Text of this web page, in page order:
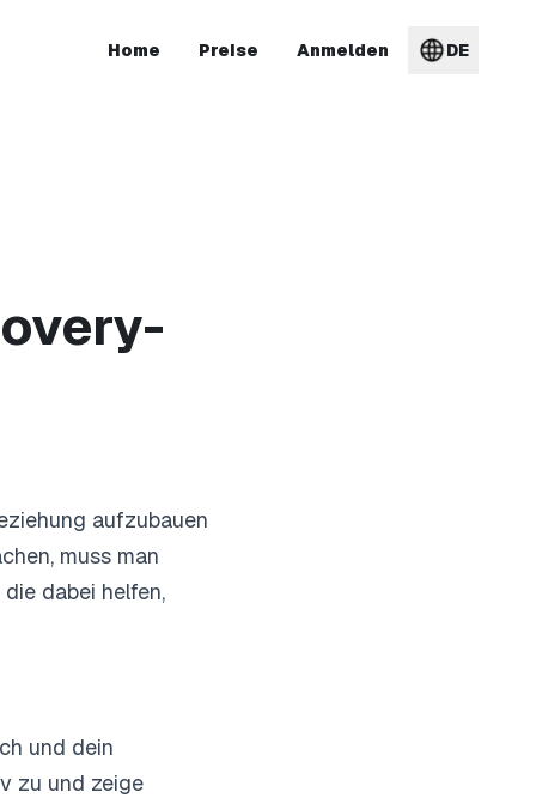
Home Preise Anmelden DE
aufzubauen
muss man
dabei helfen,
und dein
zu und zeige